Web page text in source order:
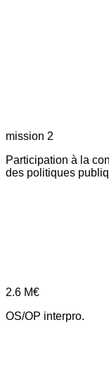
mission 2
Participation à la
des politiques
2.6 M€
OS/OP interpro.